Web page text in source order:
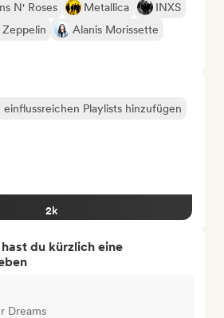
N' Roses Metallica
INXS
Zeppelin
Alanis Morissette
Playlists hinzufügen
2k
du kürzlich eine
Dreams